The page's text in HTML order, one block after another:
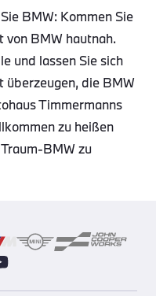
BMW: Kommen Sie
von BMW hautnah.
und lassen Sie sich
überzeugen, die BMW
Timmermanns
zu heißen
BMW zu